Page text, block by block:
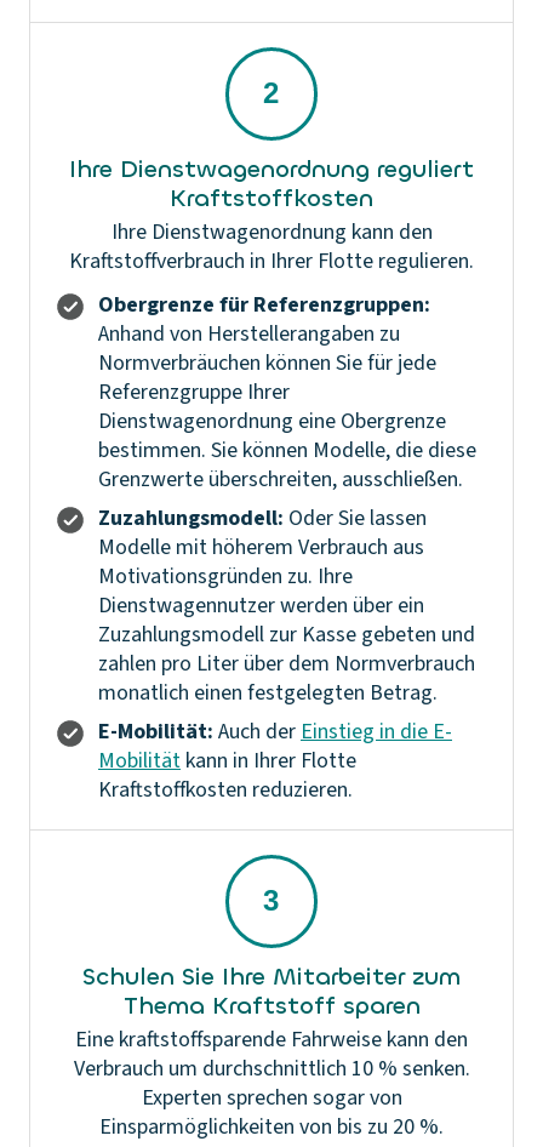
Ihre Dienstwagenordnung reguliert
Kraftstoffkosten
Ihre Dienstwagenordnung kann den
Kraftstoffverbrauch in Ihrer Flotte regulieren.
Obergrenze für Referenzgruppen:
Anhand von Herstellerangaben zu
Normverbräuchen können Sie für jede
Referenzgruppe Ihrer
Dienstwagenordnung eine Obergrenze
bestimmen. Sie können Modelle, die diese
Grenzwerte überschreiten, ausschließen.
Zuzahlungsmodell: Oder Sie lassen
Modelle mit höherem Verbrauch aus
Motivationsgründen zu. Ihre
Dienstwagennutzer werden über ein
Zuzahlungsmodell zur Kasse gebeten und
zahlen pro Liter über dem Normverbrauch
monatlich einen festgelegten Betrag.
E-Mobilität: Auch der Einstieg in die E-
Mobilität kann in Ihrer Flotte
Kraftstoffkosten reduzieren.
Schulen Sie Ihre Mitarbeiter zum
Thema Kraftstoff sparen
Eine kraftstoffsparende Fahrweise kann den
Verbrauch um durchschnittlich 10 % senken.
Experten sprechen sogar von
Einsparmöglichkeiten von bis zu 20 %.